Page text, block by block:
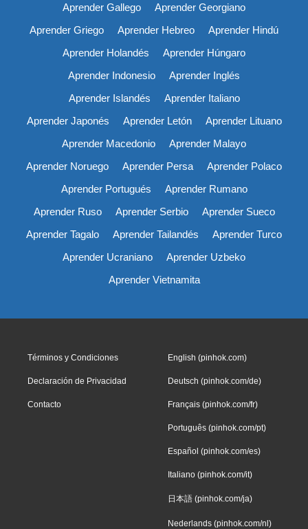
Aprender Gallego
Aprender Georgiano
Aprender Griego
Aprender Hebreo
Aprender Hindú
Aprender Holandés
Aprender Húngaro
Aprender Indonesio
Aprender Inglés
Aprender Islandés
Aprender Italiano
Aprender Japonés
Aprender Letón
Aprender Lituano
Aprender Macedonio
Aprender Malayo
Aprender Noruego
Aprender Persa
Aprender Polaco
Aprender Portugués
Aprender Rumano
Aprender Ruso
Aprender Serbio
Aprender Sueco
Aprender Tagalo
Aprender Tailandés
Aprender Turco
Aprender Ucraniano
Aprender Uzbeko
Aprender Vietnamita
Términos y Condiciones
Declaración de Privacidad
Contacto
English (pinhok.com)
Deutsch (pinhok.com/de)
Français (pinhok.com/fr)
Português (pinhok.com/pt)
Español (pinhok.com/es)
Italiano (pinhok.com/it)
日本語 (pinhok.com/ja)
Nederlands (pinhok.com/nl)